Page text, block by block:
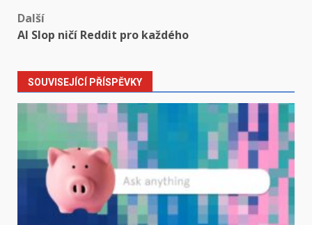
Další
AI Slop ničí Reddit pro každého
SOUVISEJÍCÍ PŘÍSPĚVKY